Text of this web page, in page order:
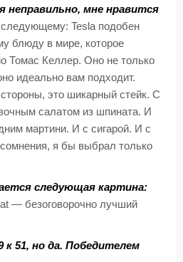
неправильно, мне нравится
следующему: Tesla подобен
блюду в мире, которое
Томас Келлер. Оно не только
идеально вам подходит.
это шикарный стейк. С
салатом из шпината. И
мартини. И с сигарой. И с
я бы выбрал только
следующая картина:
— безоговорочно лучший
к 51, но да. Победителем